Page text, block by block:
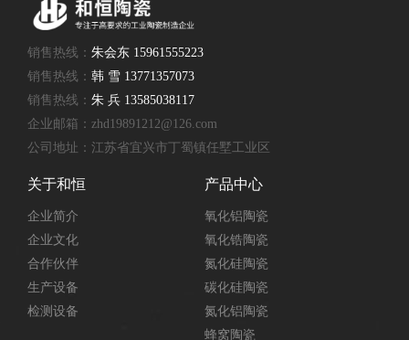
销售热线： 朱会东 15961555223
销售热线： 韩 雪 13771357073
销售热线： 朱 兵 13585038117
企业邮箱：zhd19891212@126.com
公司地址：江苏省宜兴市丁蜀镇任墅工业区
关于和恒
企业简介
企业文化
合作伙伴
生产设备
检测设备
产品中心
氧化铝陶瓷
氧化锆陶瓷
氮化硅陶瓷
碳化硅陶瓷
氮化铝陶瓷
蜂窝陶瓷